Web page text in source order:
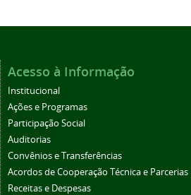
Acesso à Informação
Institucional
Ações e Programas
Participação Social
Auditorias
Convênios e Transferências
Acordos de Cooperação Técnica e Parcerias
Receitas e Despesas